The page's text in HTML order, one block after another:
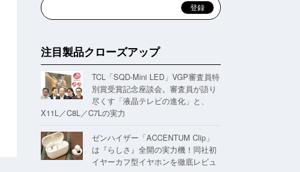
注目製品クローズアップ
TCL「SQD-Mini LED」VGP審査員特
別賞受賞記念座談会。審査員が語り
尽くす「液晶テレビの進化」と、
X11L／C8L／C7Lの実力
ゼンハイザー「ACCENTUM Clip」
は『らしさ』全開の実力機！同社初
イヤーカフ型イヤホンを徹底レビュ